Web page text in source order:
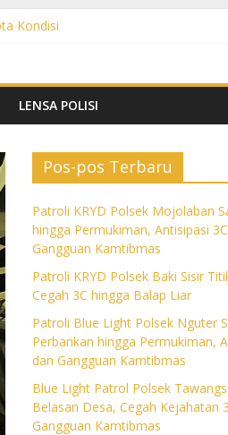
Kondisi
Gangguan Kamtibmas
Kamtibmas
LENSA POLISI
Pos-pos Terbaru
Patroli KRYD Polsek Mojolaban
hingga Permukiman, Antisipasi
Gangguan Kamtibmas
Patroli KRYD Polsek Baki Sisir
Cegah 3C hingga Balap Liar
Patroli Blue Light Polsek Nguter
Perbankan hingga Permukiman,
dan Gangguan Kamtibmas
Blue Light Patrol Polsek
Belasan Desa, Cegah Kejahatan
Gangguan Kamtibmas